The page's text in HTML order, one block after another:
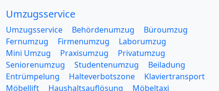
Umzugsservice
Umzugsservice Behördenumzug
Büroumzug
Fernumzug
Firmenumzug
Laborumzug
Mini Umzug
Praxisumzug
Privatumzug
Seniorenumzug
Studentenumzug
Beiladung
Entrümpelung
Halteverbotszone
Klaviertransport
Möbellift
Haushaltsauflösung
Möbeltaxi